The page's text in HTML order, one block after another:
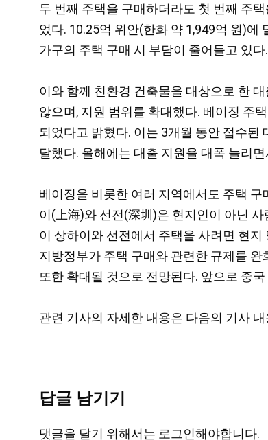
두 번째 주택을 구매하더라도 첫 번째 주
었다. 10.25억 위안(한화 약 1,949억 원)에
가구의 주택 구매 시 부담이 줄어들고 있다.
이와 함께 친환경 건축물을 대상으로 한
않으며, 지원 범위를 확대했다. 베이징 주
되었다고 밝혔다. 이는 3개월 동안 접수된
달했다. 올해에는 대출 지원을 대폭 늘리
베이징을 비롯한 여러 지역에서도 주택
이(上海)와 선전(深圳)은 현지인이 아닌
이 상하이와 선전에서 주택을 사려면 현
지방정부가 주택 구매와 관련한 규제를
또한 확대될 것으로 전망된다. 앞으로 중
관련 기사의 자세한 내용은 다음의 기사
답글 남기기
댓글을 달기 위해서는 로그인해야합니다.